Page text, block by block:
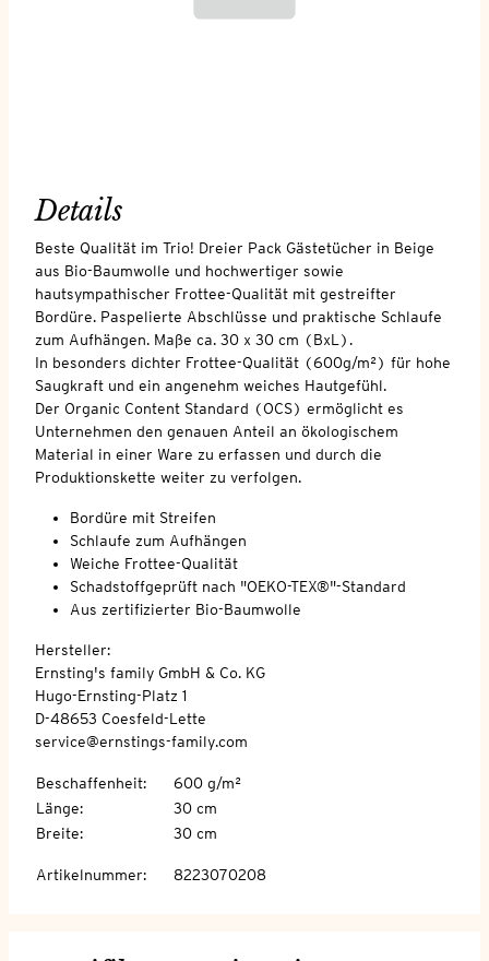
Details
Beste Qualität im Trio! Dreier Pack Gästetücher in Beige
aus Bio-Baumwolle und hochwertiger sowie
hautsympathischer Frottee-Qualität mit gestreifter
Bordüre. Paspelierte Abschlüsse und praktische Schlaufe
zum Aufhängen. Maße ca. 30 x 30 cm (BxL).
In besonders dichter Frottee-Qualität (600g/m²) für hohe
Saugkraft und ein angenehm weiches Hautgefühl.
Der Organic Content Standard (OCS) ermöglicht es
Unternehmen den genauen Anteil an ökologischem
Material in einer Ware zu erfassen und durch die
Produktionskette weiter zu verfolgen.
Bordüre mit Streifen
Schlaufe zum Aufhängen
Weiche Frottee-Qualität
Schadstoffgeprüft nach "OEKO-TEX®"-Standard
Aus zertifizierter Bio-Baumwolle
Hersteller:
Ernsting's family GmbH & Co. KG
Hugo-Ernsting-Platz 1
D-48653 Coesfeld-Lette
service@ernstings-family.com
Beschaffenheit:
600 g/m²
Länge:
30 cm
Breite: 30 cm
Artikelnummer: 8223070208